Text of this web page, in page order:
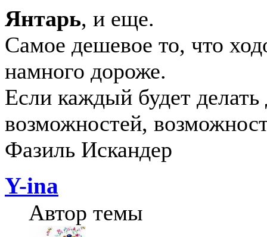
Янтарь, и еще.
Самое дешевое то, что
намного дороже.
Если каждый будет
возможностей,
Фазиль Искандер
Y-ina
Автор темы